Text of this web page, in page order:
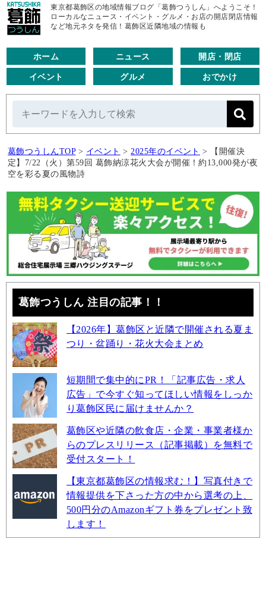
東京都葛飾区の地域情報ブログ「葛飾つうしん」へようこそ！
ローカルなニュース・イベント・グルメ・お店の開店閉店情報
など地元ネタを発信！葛飾区近隣地域の情報も
ホーム ニュース 開店・閉店
イベント グルメ おでかけ
葛飾つうしんTOP > イベント > 2025年のイベント >
【開催決
定】7/22（火）第59回 葛飾納涼花火大会が開催！約13,000発が夜
空を彩る夏の風物詩
葛飾つうしん 注目の記事！！
【2026年】葛飾区と近隣で開催される夏ま
つり・盆踊り・花火大会まとめ
短期間で集中的にPR！「記事広告・求人
広告」で今すぐ知ってほしい情報をしっか
り葛飾区民に届けませんか？
葛飾区や近隣の飲食店・企業・事業者様か
らのプレスリリース（記事掲載）を無料で
受付スタート！
【東京都葛飾区の情報求む！】写真付きで
情報提供を下さった方の中から選考の上、
500円分のAmazonギフト券をプレゼント致
します！